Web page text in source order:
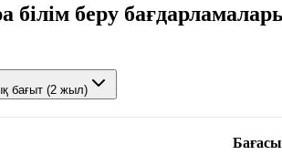
білім беру
бағыт (2 жыл)
Бағасы